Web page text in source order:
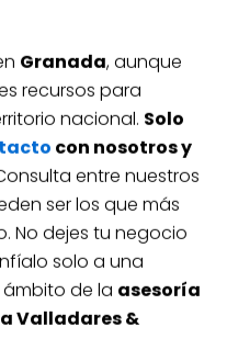
Granada, aunque
recursos para
nacional. Solo
con nosotros y
entre nuestros
ser los que más
No dejes tu negocio
solo a una
de la asesoría
Valladares &